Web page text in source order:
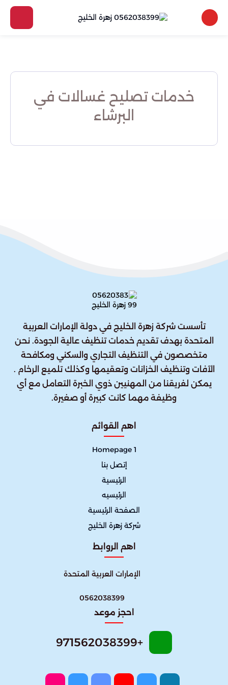
خدمات تصليح غسالات في
البرشاء
تأسست شركة زهرة الخليج في دولة الإمارات العربية
المتحدة بهدف تقديم خدمات تنظيف عالية الجودة. نحن
متخصصون في التنظيف التجاري والسكني ومكافحة
الآفات وتنظيف الخزانات وتعقيمها وكذلك تلميع الرخام .
يمكن لفريقنا من المهنيين ذوي الخبرة التعامل مع أي
وظيفة مهما كانت كبيرة أو صغيرة.
اهم القوائم
Homepage 1
إتصل بنا
الرئيسية
الرئيسيه
الصفحة الرئيسية
شركة زهرة الخليج
اهم الروابط
الإمارات العربية المتحدة
0562038399
احجز موعد
+971562038399